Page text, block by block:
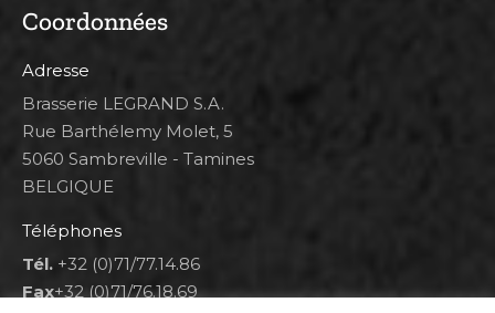
Coordonnées
Adresse
Brasserie LEGRAND S.A.
Rue Barthélemy Molet, 5
5060 Sambreville - Tamines
BELGIQUE
Téléphones
Tél. +32 (0)71/77.14.86
Fax+32 (0)71/76.18.69